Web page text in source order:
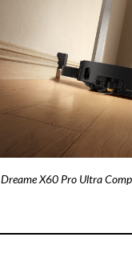
Dreame X60 Pro Ultra